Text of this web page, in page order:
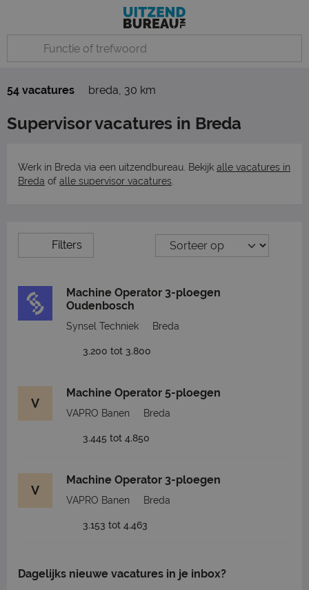
54 vacatures breda, 30 km
Supervisor vacatures in Breda
Werk in Breda via een uitzendbureau. Bekijk alle vacatures in
Breda of alle supervisor vacatures
Filters
Machine Operator 3-ploegen
Oudenbosch
Synsel Techniek Breda
3.200 tot 3.800
V
Machine Operator 5-ploegen
VAPRO Banen Breda
3.445 tot 4.850
V
Machine Operator 3-ploegen
VAPRO Banen Breda
3.153 tot 4.463
Dagelijks nieuwe vacatures in je inbox?